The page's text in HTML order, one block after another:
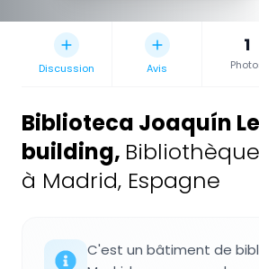
Discussion Avis
1
Biblioteca Joaquín
building,
à Madrid, Espagne
C'est un bâtiment de